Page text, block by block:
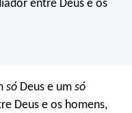
entre Deus e os
só Deus e umsó
Deus e os homens,